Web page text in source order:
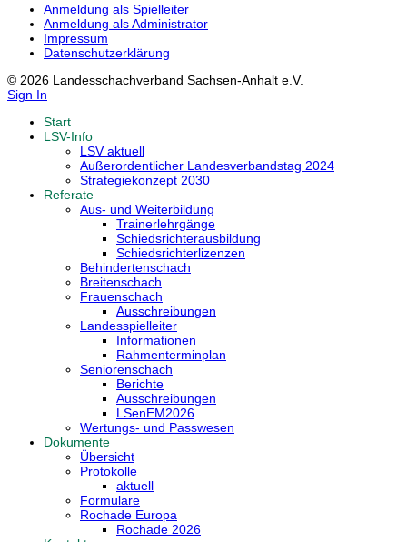
Anmeldung als Spielleiter
Anmeldung als Administrator
Impressum
Datenschutzerklärung
© 2026 Landesschachverband Sachsen-Anhalt e.V.
Sign In
Start
LSV-Info
LSV aktuell
Außerordentlicher Landesverbandstag 2024
Strategiekonzept 2030
Referate
Aus- und Weiterbildung
Trainerlehrgänge
Schiedsrichterausbildung
Schiedsrichterlizenzen
Behindertenschach
Breitenschach
Frauenschach
Ausschreibungen
Landesspielleiter
Informationen
Rahmenterminplan
Seniorenschach
Berichte
Ausschreibungen
LSenEM2026
Wertungs- und Passwesen
Dokumente
Übersicht
Protokolle
aktuell
Formulare
Rochade Europa
Rochade 2026